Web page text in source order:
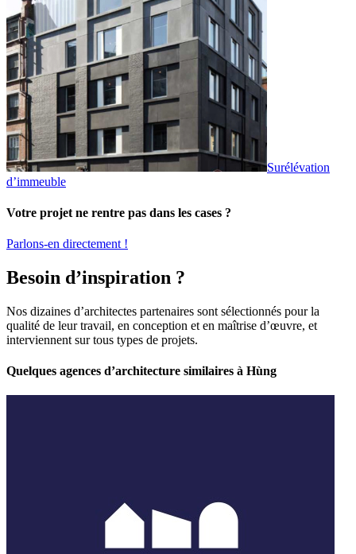
Surélévation
d’immeuble
Votre projet ne rentre pas dans les cases ?
Parlons-en directement !
Besoin d’inspiration ?
Nos dizaines d’architectes partenaires sont sélectionnés pour la
qualité de leur travail, en conception et en maîtrise d’œuvre, et
interviennent sur tous types de projets.
Quelques agences d’architecture similaires à Hùng